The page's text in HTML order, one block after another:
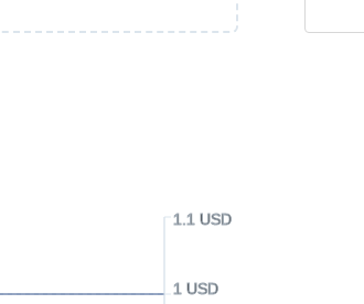
1 USD
1.1 USD